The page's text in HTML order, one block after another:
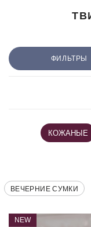
ФИЛЬТРЫ
КОЖАНЫЕ
ВЕЧЕРНИЕ СУМКИ
NEW